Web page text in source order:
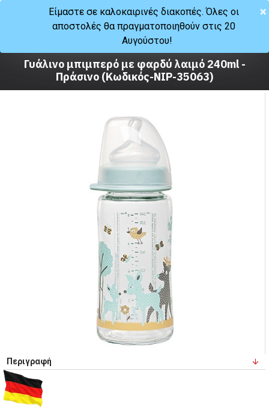
Φαγητό Μπιμπερό
Γυάλινο μπιμπερό με φαρδύ λαιμό 240ml -
Πράσινο (Κωδικός-NIP-35063)
Περιγραφή
×
Είμαστε σε καλοκαιρινές διακοπές. Όλες οι
αποστολές θα πραγματοποιηθούν στις 20
Αυγούστου!